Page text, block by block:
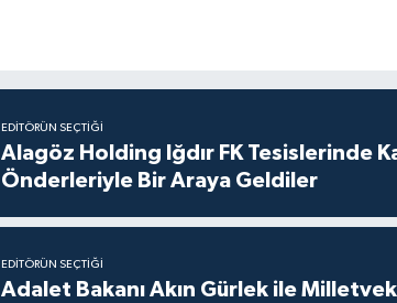
EDITÖRÜN SEÇTIĞI
Alagöz Holding Iğdır FK Tesislerinde
Önderleriyle Bir Araya Geldiler
EDITÖRÜN SEÇTIĞI
Adalet Bakanı Akın Gürlek ile